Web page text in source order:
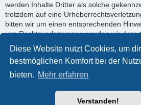
Diese Website nutzt Cookies, um
bestmöglichen Komfort bei der
bieten. Mehr erfahren
Verstanden!
werden Inhalte Dritter als solche
trotzdem auf eine
bitten wir um einen entsprechenden
von Rechtsverletzungen werden wir
Quelle:https://www.e-recht24.de/
Powered byphpBB® Forum Software